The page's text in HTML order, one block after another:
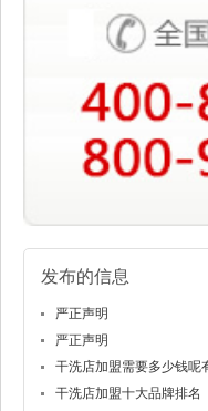
发布的信息
严正声明
严正声明
干洗店加盟需要多少钱呢
干洗店加盟十大品牌排名